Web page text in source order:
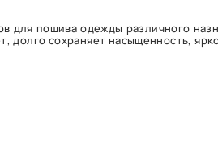
для пошива одежды различного
сохраняет насыщенность,